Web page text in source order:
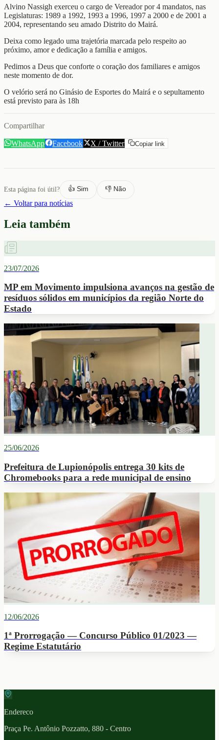
Alvino Nassigh exerceu o cargo de Vereador por 4 mandatos, nas
Legislaturas: 1989 a 1992, 1993 a 1996, 1997 a 2000 e de 2001 a
2004, representando seu amado Distrito do Mairá.
Deixa como legado uma trajetória marcada pelo respeito ao
próximo, amor e dedicação a família e amigos.
Pedimos a Deus que conforte o coração dos familiares e amigos
neste momento de dor.
O velório será no Ginásio de Esportes do Mairá e o sepultamento
está previsto para às 18h
Compartilhar
WhatsApp Facebook X / Twitter Copiar link
Esta página foi útil? 👍 Sim 👎 Não
← Voltar para notícias
Leia também
23/07/2026
MP em Movimento impulsiona avanços na gestão de
resíduos sólidos em municípios da região Norte do
Estado
25/06/2026
Prefeitura de Lupionópolis entrega 30 kits de
Chromebooks para a rede municipal de ensino
12/06/2026
1ª Prorrogação — Concurso Público 01/2023 —
Regime Estatutário
Endereco
Praça Pe. Antônio Pozzatto, 880 - Centro